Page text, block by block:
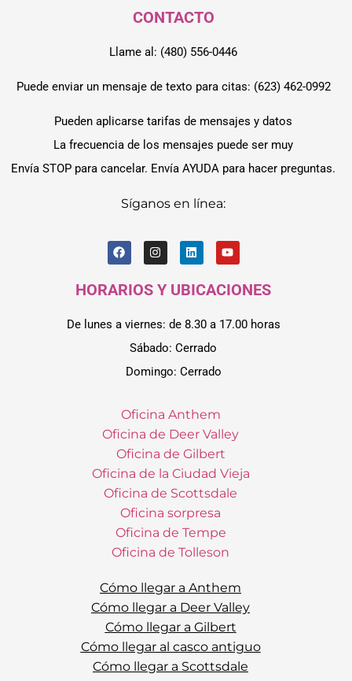
CONTACTO
Llame al: (480) 556-0446
Puede enviar un mensaje de texto para citas: (623) 462-0992
Pueden aplicarse tarifas de mensajes y datos
La frecuencia de los mensajes puede ser muy
Envía STOP para cancelar. Envía AYUDA para hacer preguntas.
Síganos en línea:
HORARIOS Y UBICACIONES
De lunes a viernes: de 8.30 a 17.00 horas
Sábado: Cerrado
Domingo: Cerrado
Oficina Anthem
Oficina de Deer Valley
Oficina de Gilbert
Oficina de la Ciudad Vieja
Oficina de Scottsdale
Oficina sorpresa
Oficina de Tempe
Oficina de Tolleson
Cómo llegar a Anthem
Cómo llegar a Deer Valley
Cómo llegar a Gilbert
Cómo llegar al casco antiguo
Cómo llegar a Scottsdale